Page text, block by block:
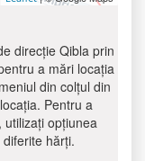
direcție Qibla prin
a mări locația
din colțul din
Pentru a
utilizați opțiunea
hărți.